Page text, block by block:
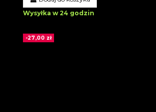
Wysyłka w 24 godzin
-27,00 zł